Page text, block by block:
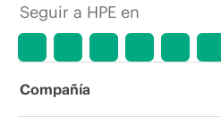
Seguir a HPE en
Compañía